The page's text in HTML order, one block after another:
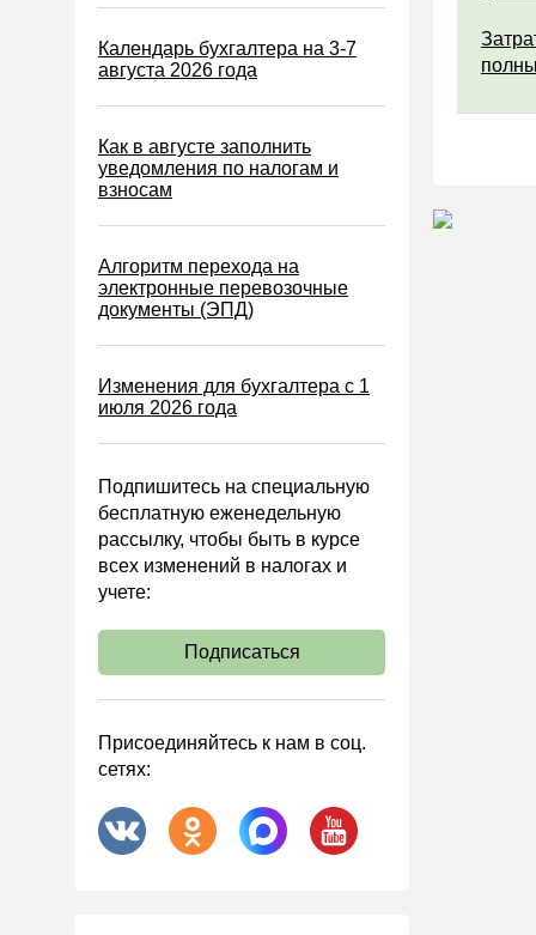
Возврат и зачет налогов
Налоговые проверки
Ответственность
Статистика
Онлайн-кассы ККТ ККМ
Управленческий учет
Анализ хозяйственной
Охрана труда и аттестация
Охрана труда
Налоговое планирование
Финансовый контроль
Договоры
ООО
АО
Госзакупки
Календарь бухгалтера на 3-7
августа 2026 года
Как в августе заполнить
уведомления по налогам и
взносам
Алгоритм перехода на
электронные перевозочные
документы (ЭПД)
Изменения для бухгалтера с 1
июля 2026 года
Подпишитесь на специальную
бесплатную еженедельную
рассылку, чтобы быть в курсе
всех изменений в налогах и
учете:
Подписаться
Присоединяйтесь к нам в соц.
сетях: